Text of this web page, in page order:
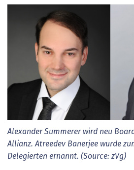
Alexander Summerer wird neu
Allianz. Atreedev Banerjee wurde
Delegierten ernannt. (Source: zVg)